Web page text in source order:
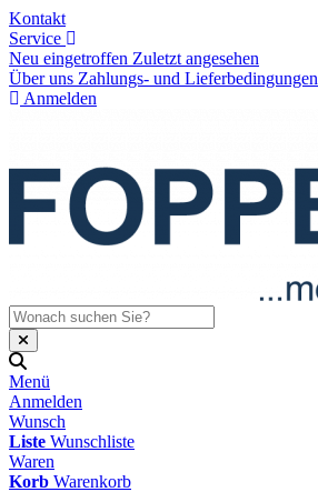
Kontakt
Service
Neu eingetroffen Zuletzt angesehen
Über uns Zahlungs- und Lieferbedingungen
Anmelden
Menü
Anmelden
Wunsch
Liste Wunschliste
Waren
Korb Warenkorb